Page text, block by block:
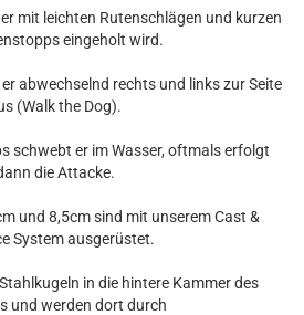
mit leichten Rutenschlägen und kurzen
eingeholt wird.
abwechselnd rechts und links zur Seite
(Walk the Dog).
schwebt er im Wasser, oftmals erfolgt
die Attacke.
und 8,5cm sind mit unserem Cast &
System ausgerüstet.
in die hintere Kammer des
und werden dort durch